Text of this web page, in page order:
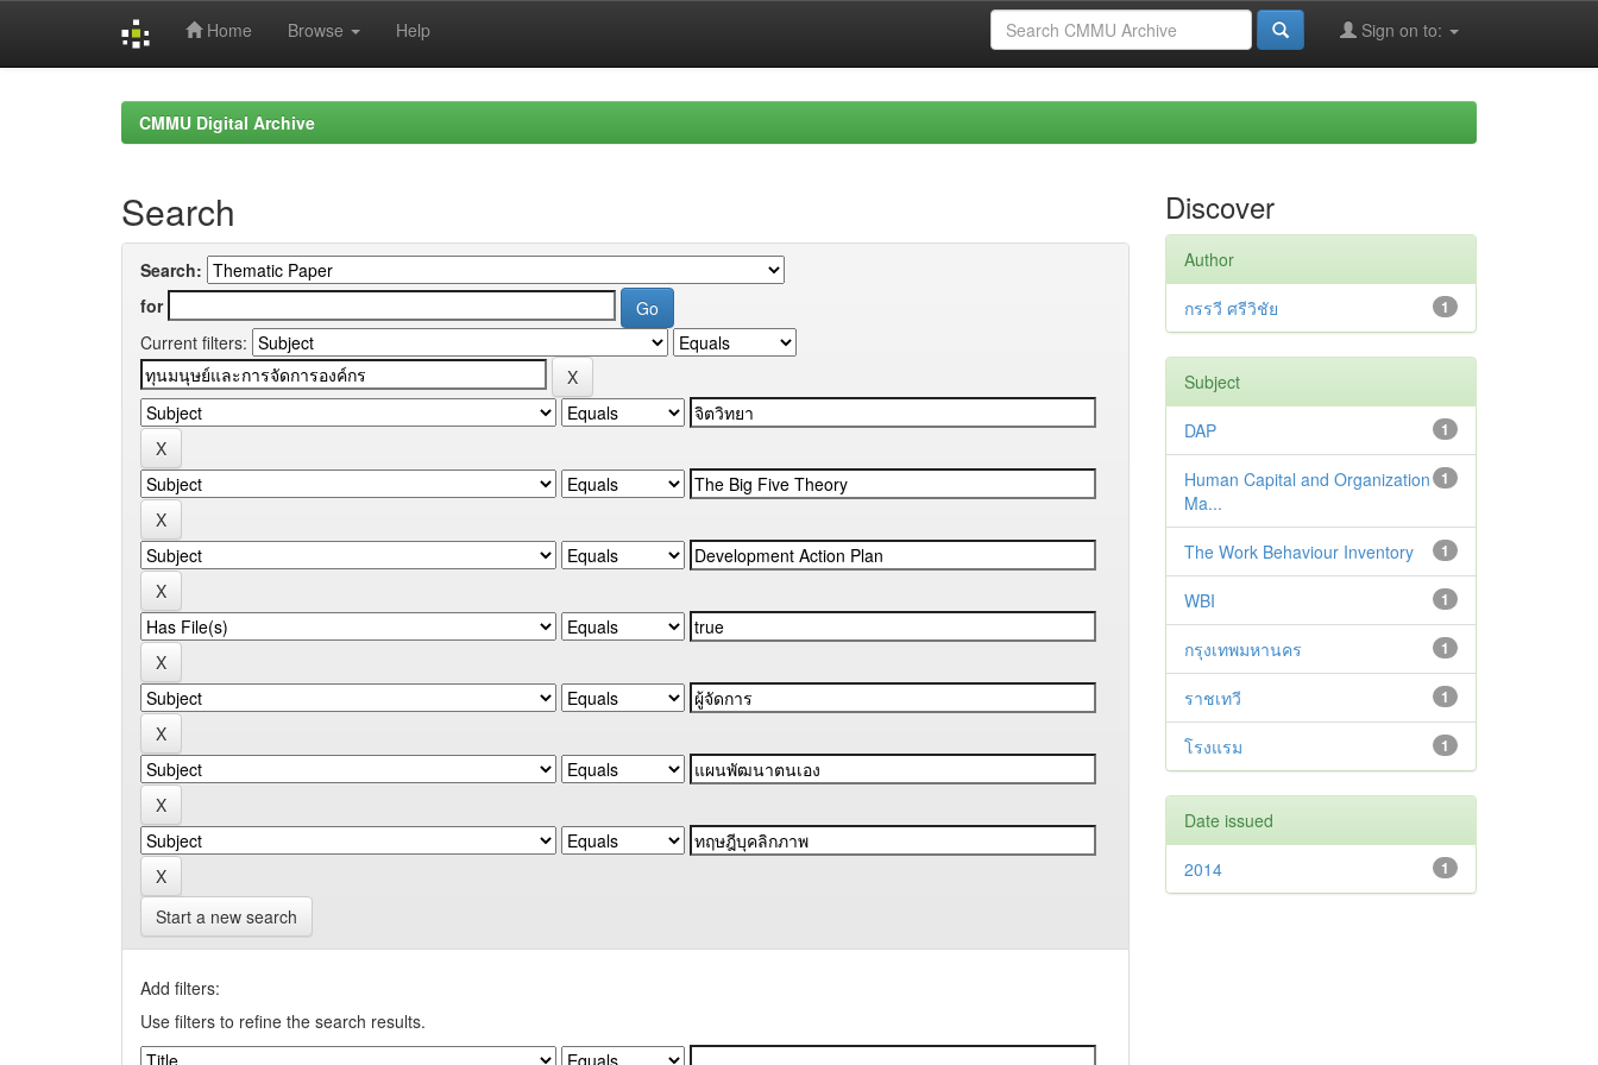
Home Browse Help Sign on to:
CMMU Digital Archive
Search
Search:
for
Current filters:
Start a new search
Add filters:
Use filters to refine the search results.
Discover
Author
1
กรรวี ศรีวิชัย
Subject
1
DAP
1
Human Capital and Organization
Ma...
1
The Work Behaviour Inventory
1
WBI
1
กรุงเทพมหานคร
1
ราชเทวี
1
โรงแรม
Date issued
1
2014